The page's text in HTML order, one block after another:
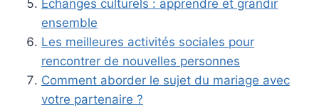
Échanges culturels : apprendre et grandir
ensemble
Les meilleures activités sociales pour
rencontrer de nouvelles personnes
Comment aborder le sujet du mariage avec
votre partenaire ?